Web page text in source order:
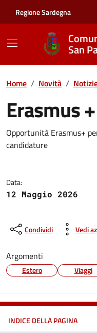
Regione Sardegna
San
Home / Novità /
Erasmus +
Dettagli
Opportunità Erasmus+
candidature
Data:
12 Maggio 2026
Condividi Vedi
Argomenti
Estero Viaggi
INDICE DELLA PAGINA